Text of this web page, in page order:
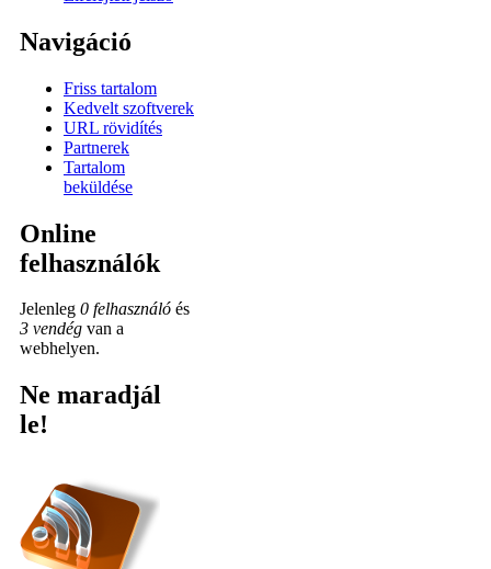
Navigáció
Friss tartalom
Kedvelt szoftverek
URL rövidítés
Partnerek
Tartalom
beküldése
Online
felhasználók
Jelenleg 0 felhasználó és
3 vendég van a
webhelyen.
Ne maradjál
le!